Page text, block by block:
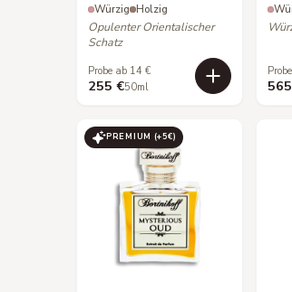
Würzig Holzig
Opulenter Orientalischer
Schatz
Probe ab 14 €
255 €50ml
PREMIUM (+5€)